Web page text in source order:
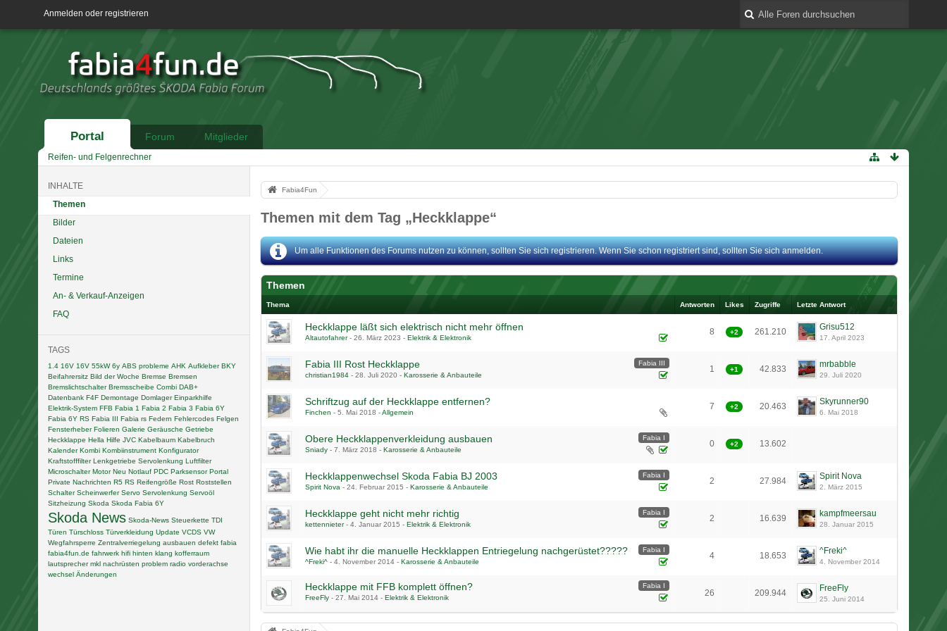
Anmelden oder registrieren
Portal Forum Mitglieder
Reifen- und Felgenrechner
INHALTE
Themen
Bilder
Dateien
Links
Termine
An- & Verkauf-Anzeigen
FAQ
TAGS
1.4 16V 16V 55kW 6y ABS probleme AHK Aufkleber BKY
Beifahrersitz Bild der Woche Bremse Bremsen
Bremslichtschalter Bremsscheibe Combi DAB+
Datenbank F4F Demontage Domlager Einparkhilfe
Elektrik-System FFB Fabia 1 Fabia 2 Fabia 3 Fabia 6Y
Fabia 6Y RS Fabia III Fabia rs Federn Fehlercodes Felgen
Fensterheber Folieren Galerie Geräusche Getriebe
Heckklappe Hella Hilfe JVC Kabelbaum Kabelbruch
Kalender Kombi Kombiinstrument Konfigurator
Kraftstofffilter Lenkgetriebe Servolenkung Luftfilter
Microschalter Motor Neu Notlauf PDC Parksensor Portal
Private Nachrichten R5 RS Reifengröße Rost Roststellen
Schalter Scheinwerfer Servo Servolenkung Servoöl
Sitzheizung Skoda Skoda Fabia 6Y
Skoda News Skoda-News Steuerkette TDI
Türen Türschloss Türverkleidung Update VCDS VW
Wegfahrsperre Zentralverriegelung ausbauen defekt fabia
fabia4fun.de fahrwerk hifi hinten klang kofferraum
lautsprecher mkl nachrüsten problem radio vorderachse
wechsel Änderungen
Fabia4Fun
Themen mit dem Tag „Heckklappe“
Um alle Funktionen des Forums nutzen zu können, sollten Sie sich registrieren. Wenn Sie schon registriert sind, sollten Sie sich anmelden.
Themen
Thema Antworten Likes Zugriffe Letzte Antwort
Heckklappe läßt sich elektrisch nicht mehr öffnen
Altautofahrer- 26. März 2023 - Elektrik & Elektronik
8 +2 261.210 Grisu512
17. April 2023
Fabia III
Fabia III Rost Heckklappe
christian1984- 28. Juli 2020 - Karosserie & Anbauteile
1 +1 42.833 mrbabble
29. Juli 2020
Schriftzug auf der Heckklappe entfernen?
Finchen - 5. Mai 2018 -Allgemein
7 +2 20.463 Skyrunner90
6. Mai 2018
Fabia I
Obere Heckklappenverkleidung ausbauen
Sniady- 7. März 2018 - Karosserie & Anbauteile
0 +2 13.602
Fabia I
Heckklappenwechsel Skoda Fabia BJ 2003
Spirit Nova - 24. Februar 2015 - Karosserie & Anbauteile
2 27.984 Spirit Nova
2. März 2015
Fabia I
Heckklappe geht nicht mehr richtig
kettennieter- 4. Januar 2015 - Elektrik & Elektronik
2 16.639 kampfmeersau
28. Januar 2015
Fabia I
Wie habt ihr die manuelle Heckklappen Entriegelung nachgerüstet?????
^Freki^- 4. November 2014- Karosserie & Anbauteile
4 18.653 ^Freki^
4. November 2014
Fabia I
Heckklappe mit FFB komplett öffnen?
FreeFly- 27. Mai 2014- Elektrik & Elektronik 26 209.944 FreeFly
25. Juni 2014